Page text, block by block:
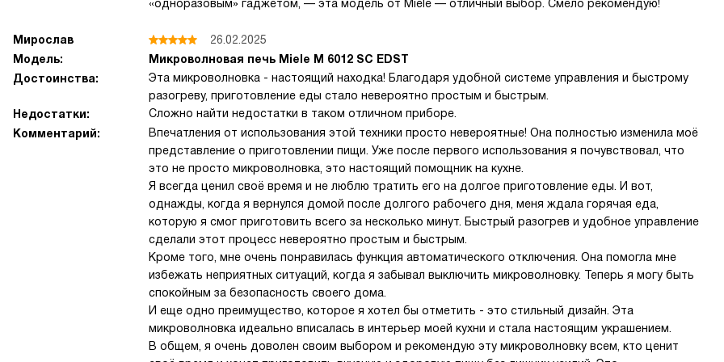
«одноразовым» гаджетом, — эта модель от Miele — отличный выбор. Смело рекомендую!
Мирослав
26.02.2025
Модель:
Микроволновая печь Miele M 6012 SC EDST
Достоинства:
Эта микроволновка - настоящий находка! Благодаря удобной системе управления и быстрому
разогреву, приготовление еды стало невероятно простым и быстрым.
Недостатки:
Сложно найти недостатки в таком отличном приборе.
Комментарий:
Впечатления от использования этой техники просто невероятные! Она полностью изменила моё
представление о приготовлении пищи. Уже после первого использования я почувствовал, что
это не просто микроволновка, это настоящий помощник на кухне.
Я всегда ценил своё время и не люблю тратить его на долгое приготовление еды. И вот,
однажды, когда я вернулся домой после долгого рабочего дня, меня ждала горячая еда,
которую я смог приготовить всего за несколько минут. Быстрый разогрев и удобное управление
сделали этот процесс невероятно простым и быстрым.
Кроме того, мне очень понравилась функция автоматического отключения. Она помогла мне
избежать неприятных ситуаций, когда я забывал выключить микроволновку. Теперь я могу быть
спокойным за безопасность своего дома.
И еще одно преимущество, которое я хотел бы отметить - это стильный дизайн. Эта
микроволновка идеально вписалась в интерьер моей кухни и стала настоящим украшением.
В общем, я очень доволен своим выбором и рекомендую эту микроволновку всем, кто ценит